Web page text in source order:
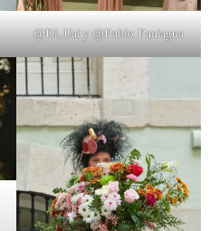
@Di_Uai y @Pablo Paniagua